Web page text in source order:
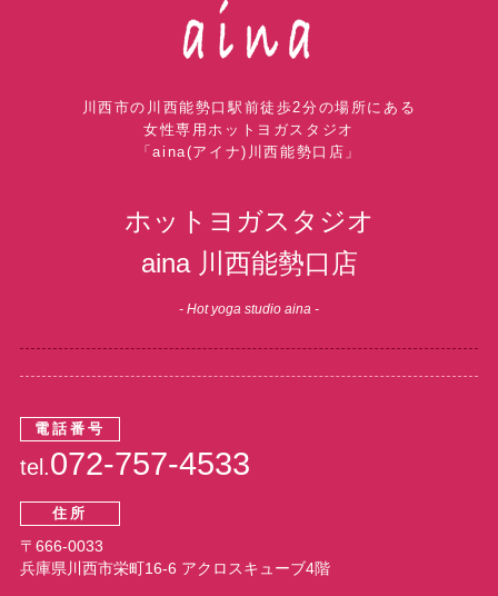
川西市の川西能勢口駅前徒歩2分の場所にある
女性専用ホットヨガスタジオ
「aina(アイナ)川西能勢口店」
ホットヨガスタジオ
aina 川西能勢口店
- Hot yoga studio aina -
電話番号
tel.072-757-4533
住所
〒666-0033
兵庫県川西市栄町16-6 アクロスキューブ4階